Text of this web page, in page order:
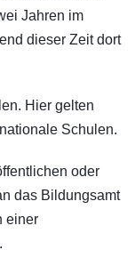
Jahren im
dieser Zeit dort
Hier gelten
Schulen.
oder
das Bildungsamt
einer